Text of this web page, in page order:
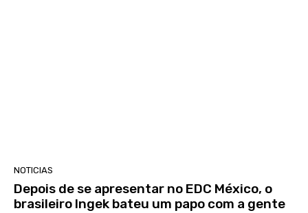
NOTICIAS
Depois de se apresentar no EDC México, o
brasileiro Ingek bateu um papo com a gente